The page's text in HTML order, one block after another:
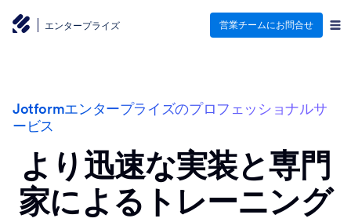
エンタープライズ 営業チームにお問合せ
Jotformエンタープライズのプロフェッショナルサ
ービス
より迅速な実装と専門
家によるトレーニング